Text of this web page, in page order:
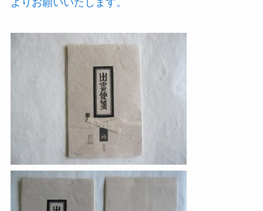
よりお願いいたします。